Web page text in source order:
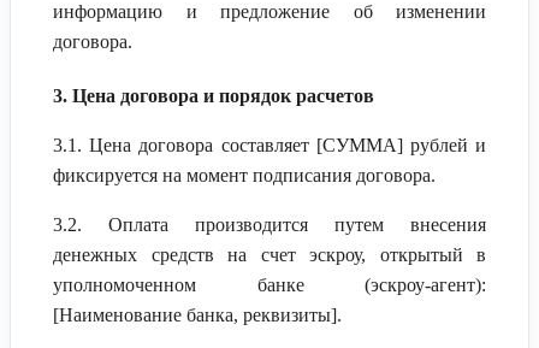
информацию и предложение об изменении
договора.
3. Цена договора и порядок расчетов
3.1. Цена договора составляет [СУММА] рублей и
фиксируется на момент подписания договора.
3.2. Оплата производится путем внесения
денежных средств на счет эскроу, открытый в
уполномоченном банке (эскроу-агент):
[Наименование банка, реквизиты].